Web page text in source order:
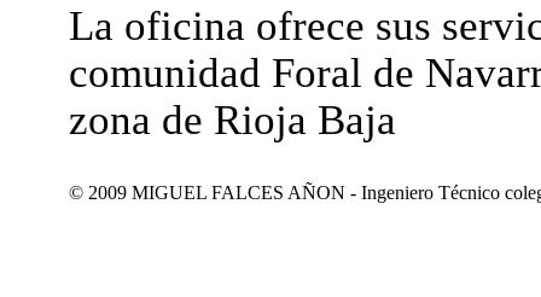
La oficina ofrece sus
comunidad Foral de
zona de Rioja Baja
© 2009 MIGUEL FALCES AÑON - Ingeniero Técnico